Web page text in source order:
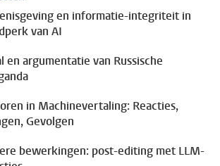
en informatie-integriteit in
van AI
en argumentatie van Russische
in Machinevertaling: Reacties,
Gevolgen
bewerkingen: post-editing met LLM-